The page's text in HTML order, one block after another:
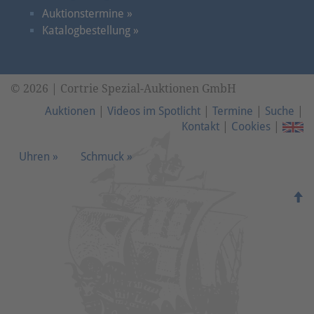
Auktionstermine »
Katalogbestellung »
© 2026 | Cortrie Spezial-Auktionen GmbH
Auktionen
Videos im Spotlicht Termine Suche
Kontakt
Cookies
Uhren » Schmuck »